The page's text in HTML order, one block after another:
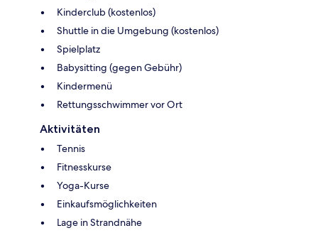
Kinderclub (kostenlos)
Shuttle in die Umgebung (kostenlos)
Spielplatz
Babysitting (gegen Gebühr)
Kindermenü
Rettungsschwimmer vor Ort
Aktivitäten
Tennis
Fitnesskurse
Yoga-Kurse
Einkaufsmöglichkeiten
Lage in Strandnähe